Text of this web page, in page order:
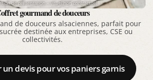
gourmand de douceurs
de douceurs alsaciennes, parfait pour
destinée aux entreprises, CSE ou
collectivités.
devis pour vos paniers garnis